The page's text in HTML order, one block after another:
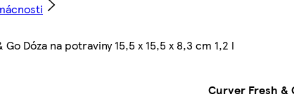
Dóza na potraviny 15,5 x 15,5 x 8,3 cm 1,2 l
Curver Fresh &